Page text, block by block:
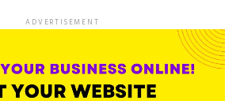
ADVERTISEMENT